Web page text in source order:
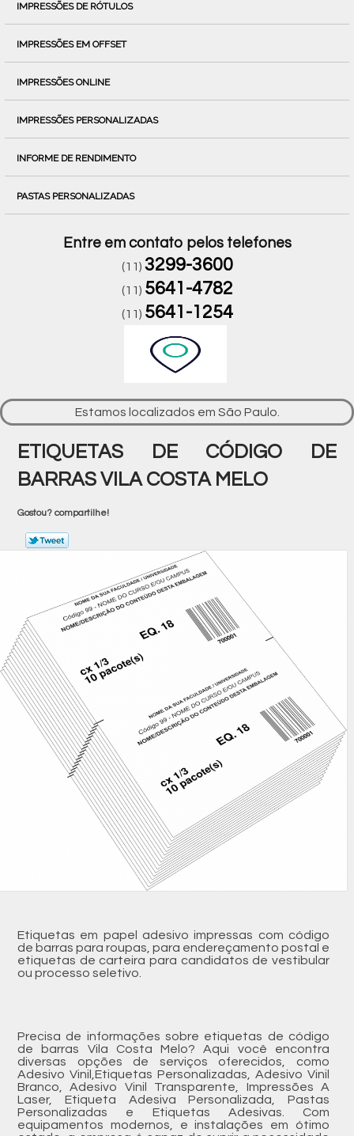
IMPRESSÕES DE RÓTULOS
IMPRESSÕES EM OFFSET
IMPRESSÕES ONLINE
IMPRESSÕES PERSONALIZADAS
INFORME DE RENDIMENTO
PASTAS PERSONALIZADAS
Entre em contato pelos telefones
(11) 3299-3600
(11) 5641-4782
(11) 5641-1254
Estamos localizados em São Paulo.
ETIQUETAS DE CÓDIGO DE
BARRAS VILA COSTA MELO
Gostou? compartilhe!
Etiquetas em papel adesivo impressas com código
de barras para roupas, para endereçamento postal e
etiquetas de carteira para candidatos de vestibular
ou processo seletivo.
Precisa de informações sobre etiquetas de código
de barras Vila Costa Melo? Aqui você encontra
diversas opções de serviços oferecidos, como
Adesivo Vinil,Etiquetas Personalizadas, Adesivo Vinil
Branco, Adesivo Vinil Transparente, Impressões A
Laser, Etiqueta Adesiva Personalizada, Pastas
Personalizadas e Etiquetas Adesivas. Com
equipamentos modernos, e instalações em ótimo